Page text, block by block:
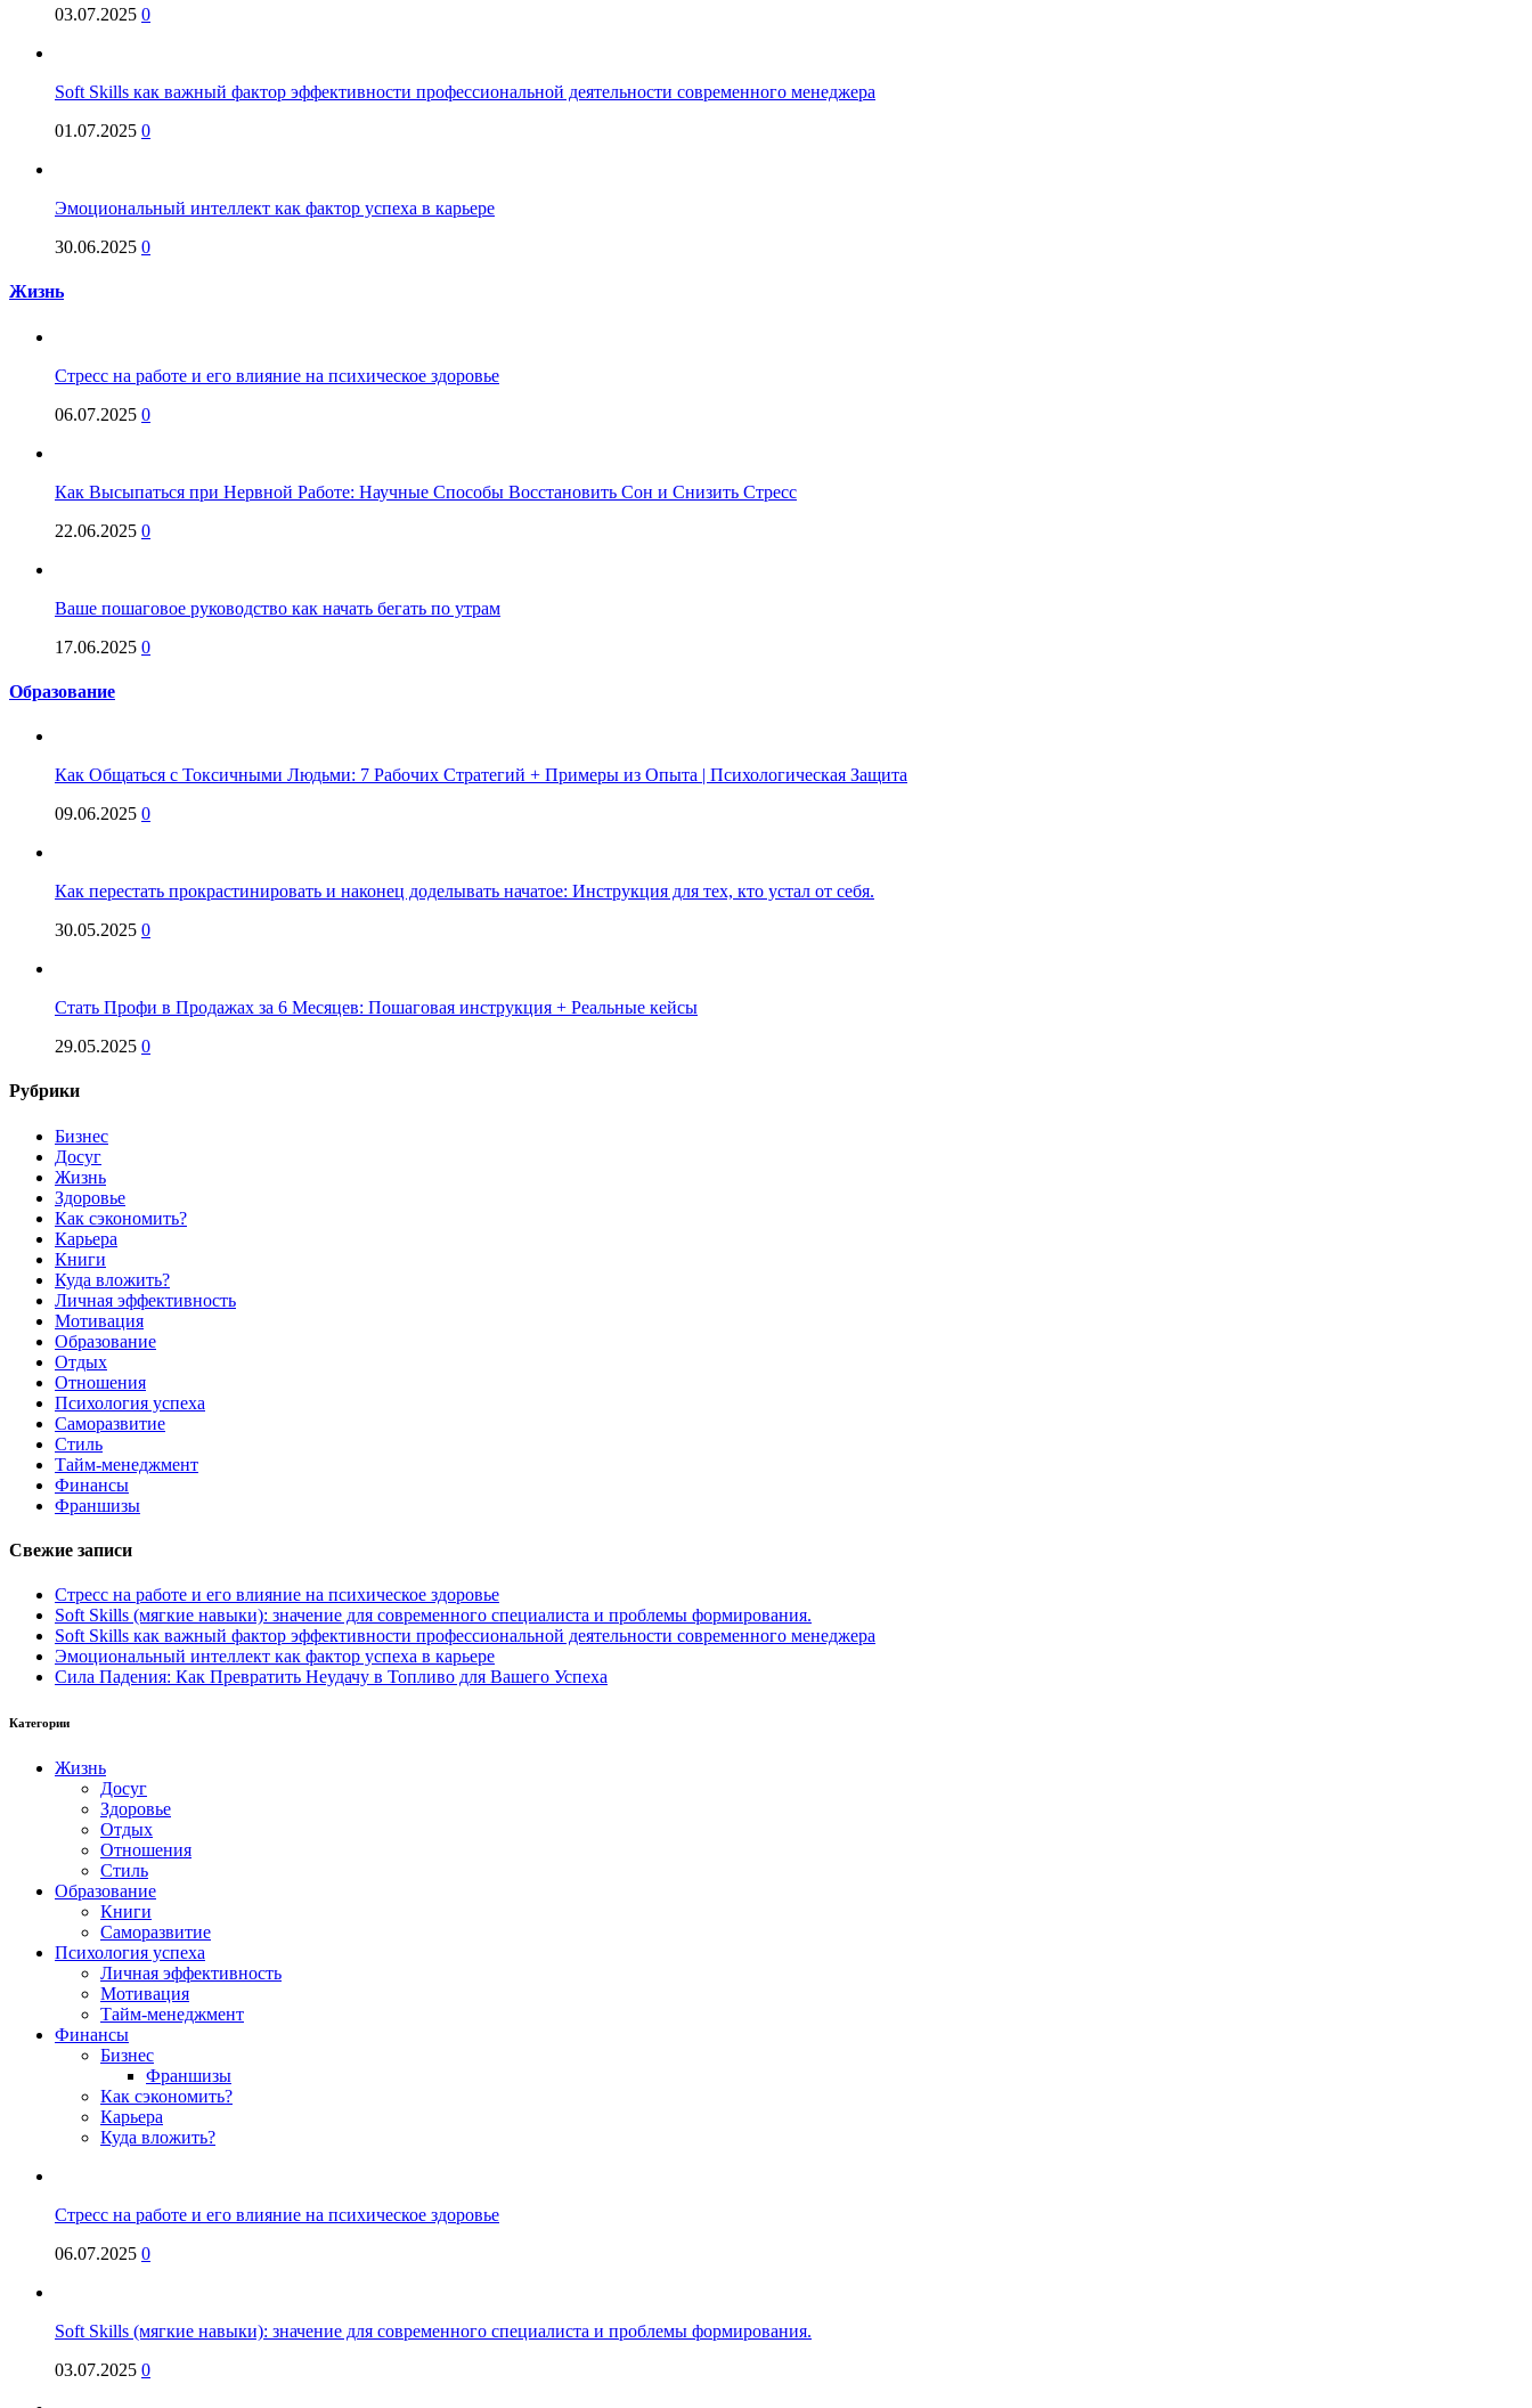
03.07.2025 0
Soft Skills как важный фактор эффективности профессиональной деятельности современного менеджера
01.07.2025 0
Эмоциональный интеллект как фактор успеха в карьере
30.06.2025 0
Жизнь
Стресс на работе и его влияние на психическое здоровье
06.07.2025 0
Как Высыпаться при Нервной Работе: Научные Способы Восстановить Сон и Снизить Стресс
22.06.2025 0
Ваше пошаговое руководство как начать бегать по утрам
17.06.2025 0
Образование
Как Общаться с Токсичными Людьми: 7 Рабочих Стратегий + Примеры из Опыта | Психологическая Защита
09.06.2025 0
Как перестать прокрастинировать и наконец доделывать начатое: Инструкция для тех, кто устал от себя.
30.05.2025 0
Стать Профи в Продажах за 6 Месяцев: Пошаговая инструкция + Реальные кейсы
29.05.2025 0
Рубрики
Бизнес
Досуг
Жизнь
Здоровье
Как сэкономить?
Карьера
Книги
Куда вложить?
Личная эффективность
Мотивация
Образование
Отдых
Отношения
Психология успеха
Саморазвитие
Стиль
Тайм-менеджмент
Финансы
Франшизы
Свежие записи
Стресс на работе и его влияние на психическое здоровье
Soft Skills (мягкие навыки): значение для современного специалиста и проблемы формирования.
Soft Skills как важный фактор эффективности профессиональной деятельности современного менеджера
Эмоциональный интеллект как фактор успеха в карьере
Сила Падения: Как Превратить Неудачу в Топливо для Вашего Успеха
Категории
Жизнь
Досуг
Здоровье
Отдых
Отношения
Стиль
Образование
Книги
Саморазвитие
Психология успеха
Личная эффективность
Мотивация
Тайм-менеджмент
Финансы
Бизнес
Франшизы
Как сэкономить?
Карьера
Куда вложить?
Стресс на работе и его влияние на психическое здоровье
06.07.2025 0
Soft Skills (мягкие навыки): значение для современного специалиста и проблемы формирования.
03.07.2025 0